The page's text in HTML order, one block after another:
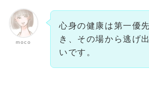
moco
心身の健康は第一優
き、その場から逃げ
いです。